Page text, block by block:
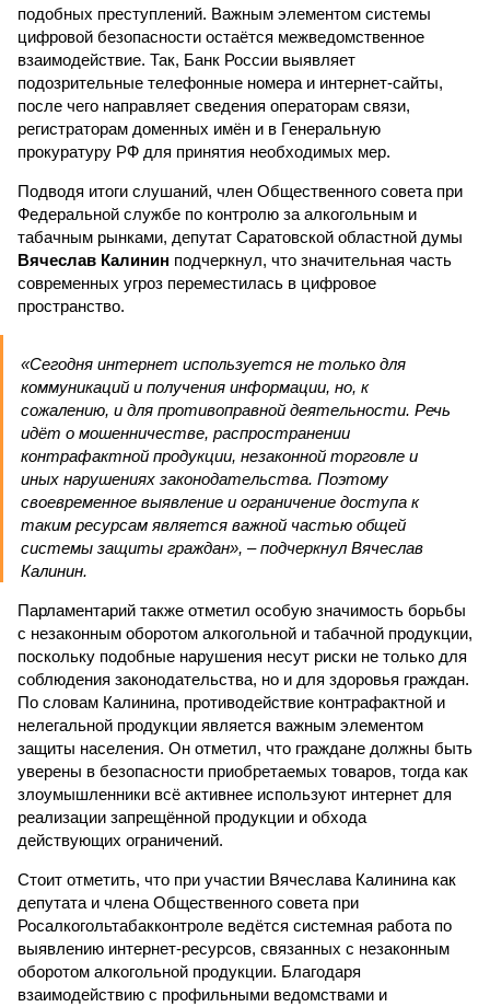
подобных преступлений. Важным элементом системы
цифровой безопасности остаётся межведомственное
взаимодействие. Так, Банк России выявляет
подозрительные телефонные номера и интернет-сайты,
после чего направляет сведения операторам связи,
регистраторам доменных имён и в Генеральную
прокуратуру РФ для принятия необходимых мер.
Подводя итоги слушаний, член Общественного совета при
Федеральной службе по контролю за алкогольным и
табачным рынками, депутат Саратовской областной думы
Вячеслав Калинин подчеркнул, что значительная часть
современных угроз переместилась в цифровое
пространство.
«Сегодня интернет используется не только для
коммуникаций и получения информации, но, к
сожалению, и для противоправной деятельности. Речь
идёт о мошенничестве, распространении
контрафактной продукции, незаконной торговле и
иных нарушениях законодательства. Поэтому
своевременное выявление и ограничение доступа к
таким ресурсам является важной частью общей
системы защиты граждан», – подчеркнул Вячеслав
Калинин.
Парламентарий также отметил особую значимость борьбы
с незаконным оборотом алкогольной и табачной продукции,
поскольку подобные нарушения несут риски не только для
соблюдения законодательства, но и для здоровья граждан.
По словам Калинина, противодействие контрафактной и
нелегальной продукции является важным элементом
защиты населения. Он отметил, что граждане должны быть
уверены в безопасности приобретаемых товаров, тогда как
злоумышленники всё активнее используют интернет для
реализации запрещённой продукции и обхода
действующих ограничений.
Стоит отметить, что при участии Вячеслава Калинина как
депутата и члена Общественного совета при
Росалкогольтабакконтроле ведётся системная работа по
выявлению интернет-ресурсов, связанных с незаконным
оборотом алкогольной продукции. Благодаря
взаимодействию с профильными ведомствами и